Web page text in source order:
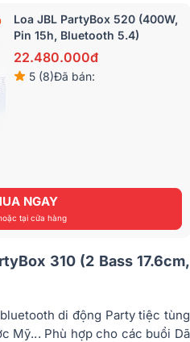
Loa JBL PartyBox 520 (400W,
Pin 15h, Bluetooth 5.4)
22.480.000đ
5 (8)Đã bán:
NGAY
tại cửa hàng
310 (2 Bass 17.6cm,
di động Party tiệc tùng
Mỹ... Phù hợp cho các buổi Dã